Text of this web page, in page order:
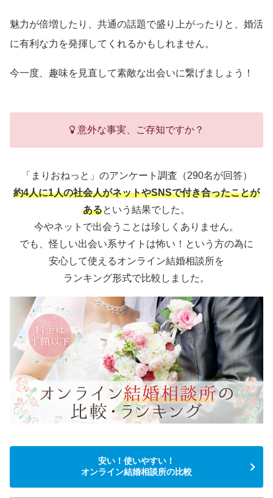
魅力が倍増したり、共通の話題で盛り上がったりと、婚活
に有利な力を発揮してくれるかもしれません。
今一度、趣味を見直して素敵な出会いに繋げましょう！
意外な事実、ご存知ですか？
「まりおねっと」のアンケート調査（290名が回答）
約4人に1人の社会人がネットやSNSで付き合ったことが
あるという結果でした。
今やネットで出会うことは珍しくありません。
でも、怪しい出会い系サイトは怖い！という方の為に
安心して使えるオンライン結婚相談所を
ランキング形式で比較しました。
安い！使いやすい！
オンライン結婚相談所の比較